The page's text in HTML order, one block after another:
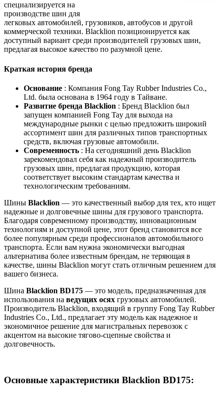
специализируется на
производстве шин для
легковых автомобилей, грузовиков, автобусов и другой
коммерческой техники. Blacklion позиционируется как
доступный вариант среди производителей грузовых шин,
предлагая высокое качество по разумной цене.
Краткая история бренда
Основание : Компания Fong Tay Rubber Industries Co.,
Ltd. была основана в 1964 году в Тайване.
Развитие бренда Blacklion : Бренд Blacklion был
запущен компанией Fong Tay для выхода на
международные рынки с целью предложить широкий
ассортимент шин для различных типов транспортных
средств, включая грузовые автомобили.
Современность : На сегодняшний день Blacklion
зарекомендовал себя как надежный производитель
грузовых шин, предлагая продукцию, которая
соответствует высоким стандартам качества и
технологическим требованиям.
Шины Blacklion — это качественный выбор для тех, кто ищет
надежные и долговечные шины для грузового транспорта.
Благодаря современному производству, инновационным
технологиям и доступной цене, этот бренд становится все
более популярным среди профессионалов автомобильного
транспорта. Если вам нужна экономически выгодная
альтернатива более известным брендам, не теряющая в
качестве, шины Blacklion могут стать отличным решением для
вашего бизнеса.
Шина Blacklion BD175 — это модель, предназначенная для
использования на ведущих осях грузовых автомобилей.
Производитель Blacklion, входящий в группу Fong Tay Rubber
Industries Co., Ltd., предлагает эту модель как надежное и
экономичное решение для магистральных перевозок с
акцентом на высокие тягово-сцепные свойства и
долговечность.
Основные характеристики Blacklion BD175: